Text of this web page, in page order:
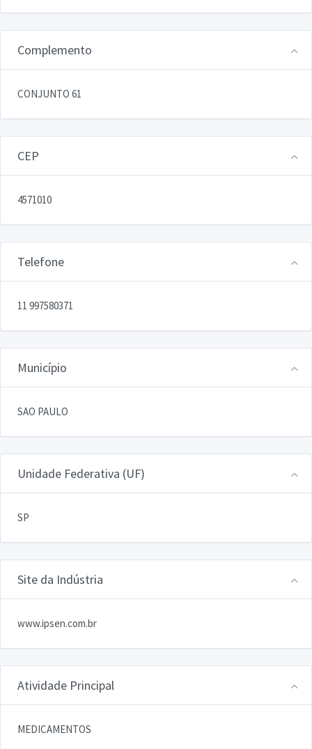
Complemento
CONJUNTO 61
CEP
4571010
Telefone
11 997580371
Município
SAO PAULO
Unidade Federativa (UF)
SP
Site da Indústria
www.ipsen.com.br
Atividade Principal
MEDICAMENTOS